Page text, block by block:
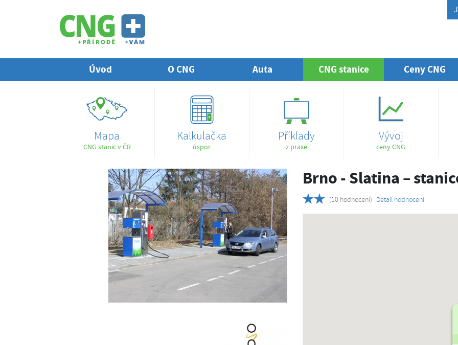
Úvod O CNG Auta CNG stanice (aktuální)Ceny CNG
Mapa
CNG stanic v ČR
Kalkulačka
úspor
Příklady
z praxe
Vývoj
ceny CNG
Brno - Slatina –
(10 hodnocení) Detail hodnocení